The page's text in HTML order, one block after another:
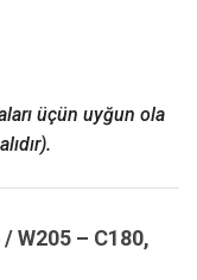
üçün uyğun ola
W205 – C180,